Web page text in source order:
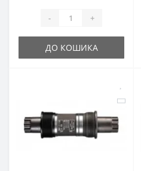
- +
ДО КОШИКА